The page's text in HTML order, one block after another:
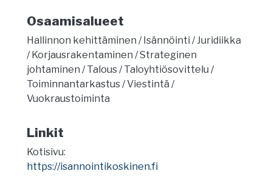
Osaamisalueet
Hallinnon kehittäminen Isännöinti
Juridiikka
Korjausrakentaminen
Strateginen
johtaminen
Talous
Taloyhtiösovittelu
Toiminnantarkastus Viestintä
Vuokraustoiminta
Linkit
Kotisivu:
https://isannointikoskinen.fi